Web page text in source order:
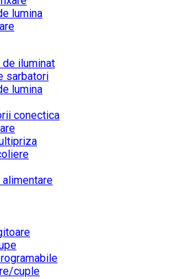
lumina
de iluminat
sarbatori
lumina
conectica
alimentare
cuple